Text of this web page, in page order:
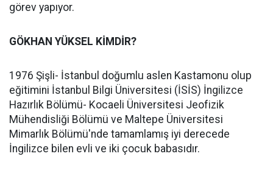
görev yapıyor.
GÖKHAN YÜKSEL KİMDİR?
1976 Şişli- İstanbul doğumlu aslen Kastamonu olup
eğitimini İstanbul Bilgi Üniversitesi (İSİS) İngilizce
Hazırlık Bölümü- Kocaeli Üniversitesi Jeofizik
Mühendisliği Bölümü ve Maltepe Üniversitesi
Mimarlık Bölümü'nde tamamlamış iyi derecede
İngilizce bilen evli ve iki çocuk babasıdır.